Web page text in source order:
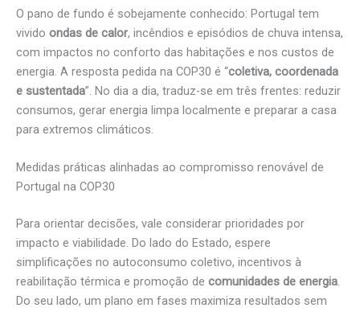
O pano de fundo é sobejamente conhecido: Portugal tem
vivido ondas de calor, incêndios e episódios de chuva intensa,
com impactos no conforto das habitações e nos custos de
energia. A resposta pedida na COP30 é “coletiva, coordenada
e sustentada”. No dia a dia, traduz-se em três frentes: reduzir
consumos, gerar energia limpa localmente e preparar a casa
para extremos climáticos.
Medidas práticas alinhadas ao compromisso renovável de
Portugal na COP30
Para orientar decisões, vale considerar prioridades por
impacto e viabilidade. Do lado do Estado, espere
simplificações no autoconsumo coletivo, incentivos à
reabilitação térmica e promoção de comunidades de energia.
Do seu lado, um plano em fases maximiza resultados sem